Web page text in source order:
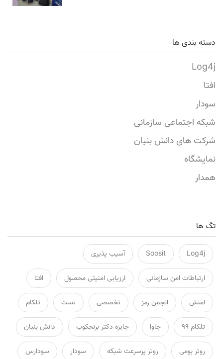
دسته بندی ها
Log4j
افتا
سودار
شبکه اجتماعی سازمانی
شرکت های دانش بنیان
نمایشگاه
همدار
تگ ها
Log4j
Soosit آسیب پذیری
ارتباطات امن سازمانی ارزیابی امنیتی محصول افتا
امنش انجمن رمز تخصصی تست تلکام
تلکام ۹۹ جاوا جایزه دکتر برنجکوب دانش بنیان
روتر بومی روتر پرسرعت شبکه سودار سودارس